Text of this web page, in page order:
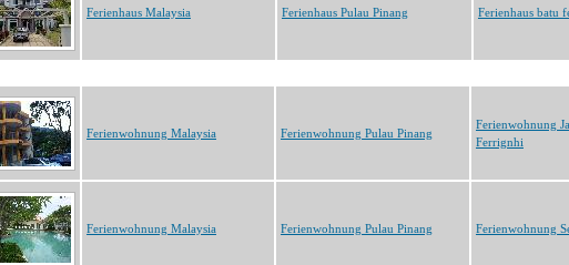
Ferienhaus Malaysia Ferienhaus Pulau Pinang Ferienhaus batu
Ferienwohnung Malaysia Ferienwohnung Pulau Pinang
Ferienwohnung
Ferrignhi
Ferienwohnung Malaysia Ferienwohnung Pulau Pinang Ferienwohnung